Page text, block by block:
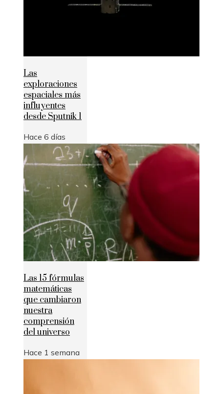
Las
exploraciones
espaciales más
influyentes
desde Sputnik 1
Hace 6 días
Las 15 fórmulas
matemáticas
que cambiaron
nuestra
comprensión
del universo
Hace 1 semana